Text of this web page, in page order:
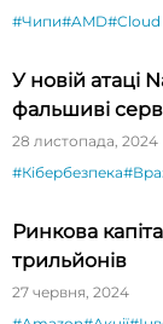
#Чипи#AMD#Cloud
У новій атаці
фальшиві
шкідливих
28 листопада, 2024
#Кібербезпека
Ринкова
трильйонів
27 червня, 2024